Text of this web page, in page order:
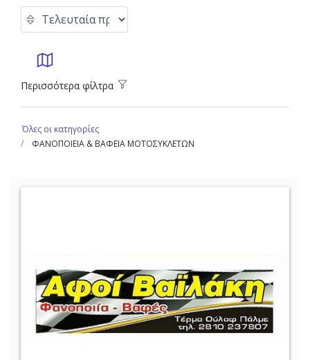
Περισσότερα φίλτρα
Όλες οι κατηγορίες
ΦΑΝΟΠΟΙΕΙΑ & ΒΑΦΕΙΑ ΜΟΤΟΣΥΚΛΕΤΩΝ